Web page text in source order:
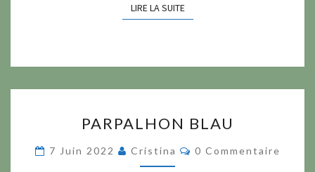
LIRE LA SUITELIRE LA SUITE
BLAU
PARPALHON BLAU
7 Juin 2022 Cristina Commentaires
0 Commentaire